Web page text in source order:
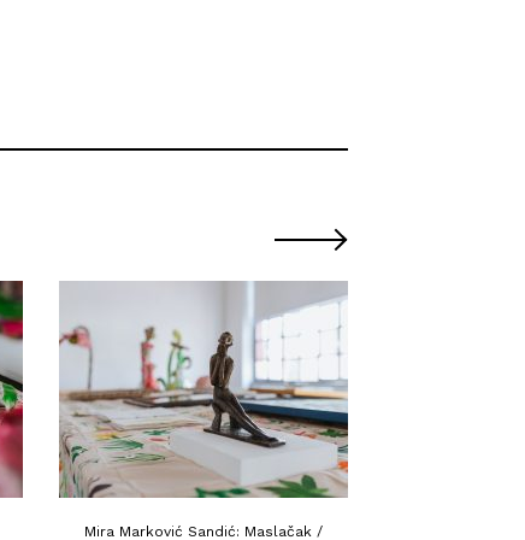
Mira Marković Sandić: Maslačak /